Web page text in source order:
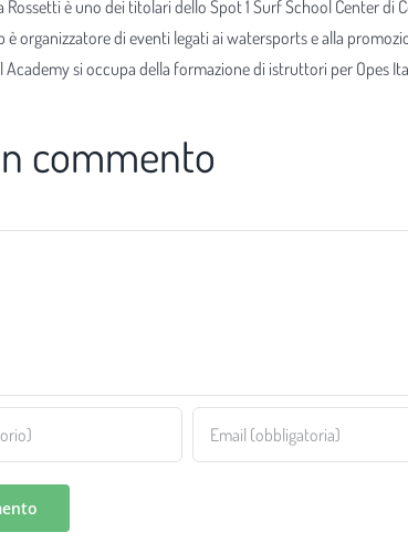
Rossetti è uno dei titolari dello Spot 1 Surf School Center
è organizzatore di eventi legati ai watersports e alla
Academy si occupa della formazione di istruttori per Opes
commento